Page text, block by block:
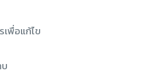
พื่อแก้ไข